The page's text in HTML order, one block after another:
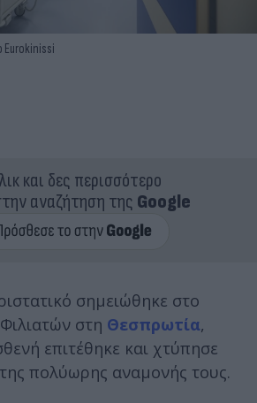
Eurokinissi
και δες περισσότερο
αναζήτηση της Google
σημειώθηκε στο
στη Θεσπρωτία,
επιτέθηκε και χτύπησε
πολύωρης αναμονής τους.